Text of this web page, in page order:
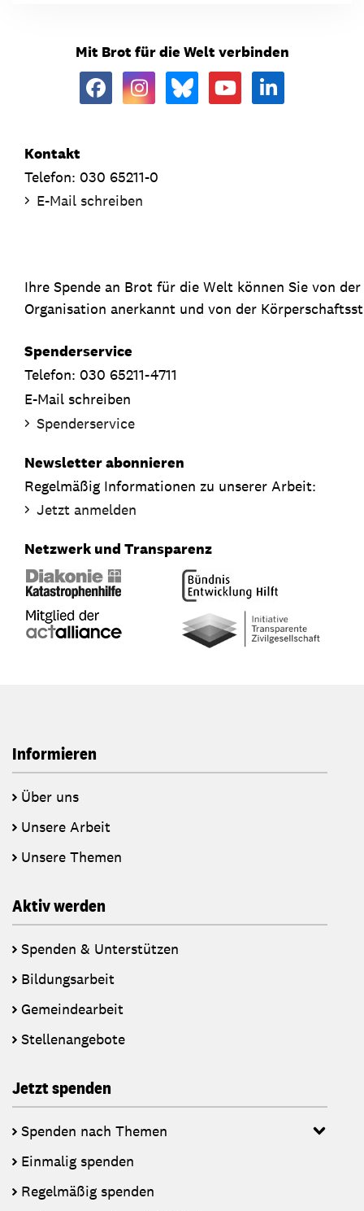
Mit Brot für die Welt verbinden
Kontakt
Telefon: 030 65211-0
E-Mail schreiben
Ihre Spende an Brot für die Welt können Sie von
Organisation anerkannt und von der
Spenderservice
Telefon: 030 65211-4711
E-Mail schreiben
Spenderservice
Newsletter abonnieren
Regelmäßig Informationen zu unserer Arbeit:
Jetzt anmelden
Netzwerk und Transparenz
Informieren
Über uns
Unsere Arbeit
Unsere Themen
Aktiv werden
Spenden & Unterstützen
Bildungsarbeit
Gemeindearbeit
Stellenangebote
Jetzt spenden
Spenden nach Themen
Einmalig spenden
Regelmäßig spenden